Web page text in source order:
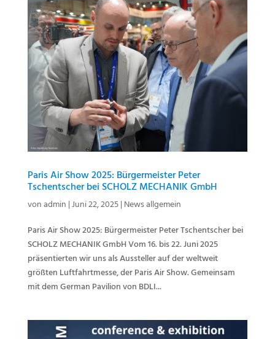
Paris Air Show 2025: Bürgermeister Peter
Tschentscher bei SCHOLZ MECHANIK GmbH
vonadmin |Juni 22, 2025| News allgemein
Paris Air Show 2025: Bürgermeister Peter Tschentscher bei
SCHOLZ MECHANIK GmbH Vom 16. bis 22. Juni 2025
präsentierten wir uns als Aussteller auf der weltweit
größten Luftfahrtmesse, der Paris Air Show. Gemeinsam
mit dem German Pavilion von BDLI...